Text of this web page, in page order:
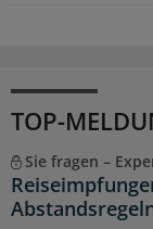
TOP-
Sie fragen –